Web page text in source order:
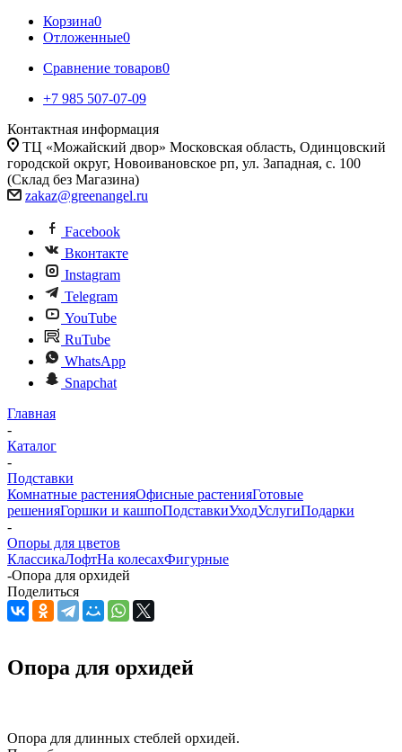
Корзина0
Отложенные0
Сравнение товаров0
+7 985 507-07-09
Контактная информация
ТЦ «Можайский двор» Московская область, Одинцовский
городской округ, Новоивановское рп, ул. Западная, с. 100
(Склад без Магазина)
zakaz@greenangel.ru
Facebook
Вконтакте
Instagram
Telegram
YouTube
RuTube
WhatsApp
Snapchat
Главная
-
Каталог
-
Подставки
Комнатные растенияОфисные растенияГотовые
решенияГоршки и кашпоПодставкиУходУслугиПодарки
-
Опоры для цветов
КлассикаЛофтНа колесахФигурные
-Опора для орхидей
Поделиться
Опора для орхидей
Опора для длинных стеблей орхидей.